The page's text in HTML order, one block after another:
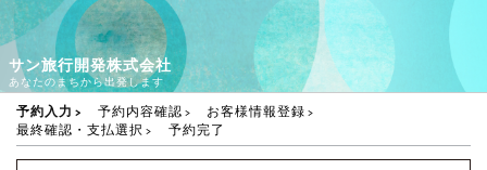
サン旅行開発株式会社
あなたのまちから出発します
予約入力 予約内容確認
お客様情報登録
最終確認・支払選択
予約完了